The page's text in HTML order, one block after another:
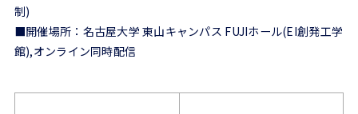
制)
■開催場所：名古屋大学 東山キャンパス FUJIホール(EI創発工学
館),オンライン同時配信